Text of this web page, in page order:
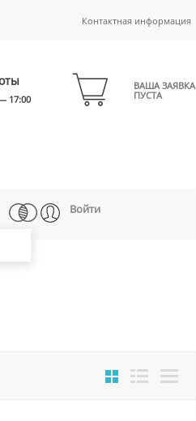
Контактная информация
17:00
ВАША ЗАЯВКА
ПУСТА
Войти